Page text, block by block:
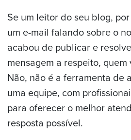
Se um leitor do seu blog,
um e-mail falando sobre o
acabou de publicar e
mensagem a respeito,
Não, não é a ferramenta de
uma equipe, com
para oferecer o melhor
resposta possível.